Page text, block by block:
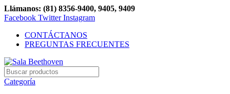
Llámanos: (81) 8356-9400, 9405, 9409
Facebook Twitter Instagram
CONTÁCTANOS
PREGUNTAS FRECUENTES
Categoría